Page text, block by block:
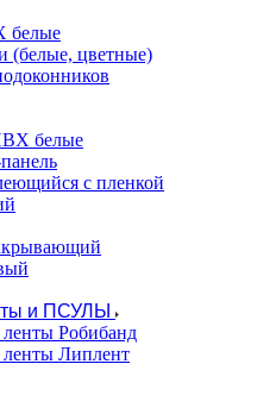
белые
(белые, цветные)
белые
с пленкой
и ПСУЛЫ
Робибанд
Липлент